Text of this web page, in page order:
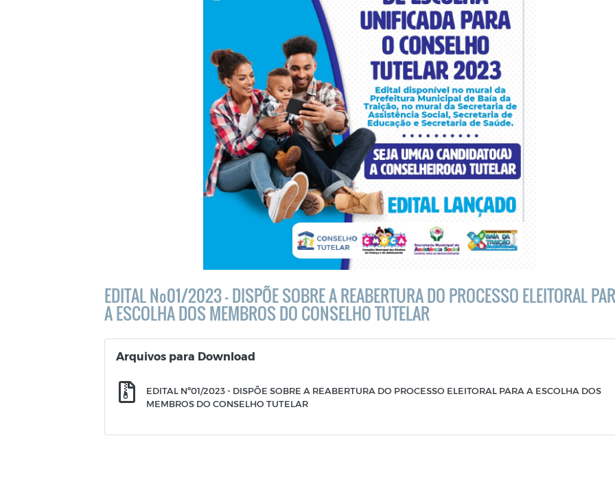
EDITAL Nº01/2023 - DISPÕE SOBRE A REABERTURA DO PROCESSO ELEITORAL
A ESCOLHA DOS MEMBROS DO CONSELHO TUTELAR
Arquivos para Download
EDITAL Nº01/2023 - DISPÕE SOBRE A REABERTURA DO PROCESSO ELEITORAL PARA A ESCOLHA DOS
MEMBROS DO CONSELHO TUTELAR